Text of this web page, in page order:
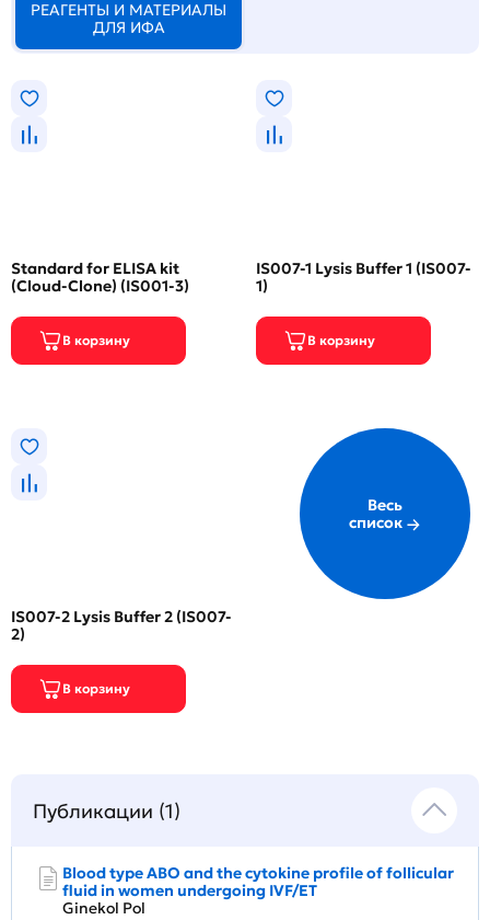
РЕАГЕНТЫ И МАТЕРИАЛЫ
ДЛЯ ИФА
Standard for ELISA kit
(Cloud-Clone) (IS001-3)
IS007-1 Lysis Buffer 1 (IS007-
1)
IS007-2 Lysis Buffer 2 (IS007-
2)
Весь
список
Публикации (1)
Blood type ABO and the cytokine profile of follicular
fluid in women undergoing IVF/ET
Ginekol Pol